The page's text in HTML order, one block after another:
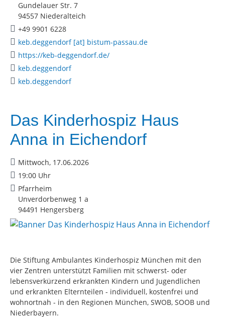
Gundelauer Str. 7
94557 Niederalteich
+49 9901 6228
keb.deggendorf [at] bistum-passau.de
https://keb-deggendorf.de/
keb.deggendorf
keb.deggendorf
Das Kinderhospiz Haus
Anna in Eichendorf
Mittwoch, 17.06.2026
19:00 Uhr
Pfarrheim
Unverdorbenweg 1 a
94491 Hengersberg
Die Stiftung Ambulantes Kinderhospiz München mit den
vier Zentren unterstützt Familien mit schwerst- oder
lebensverkürzend erkrankten Kindern und Jugendlichen
und erkrankten Elternteilen - individuell, kostenfrei und
wohnortnah - in den Regionen München, SWOB, SOOB und
Niederbayern.